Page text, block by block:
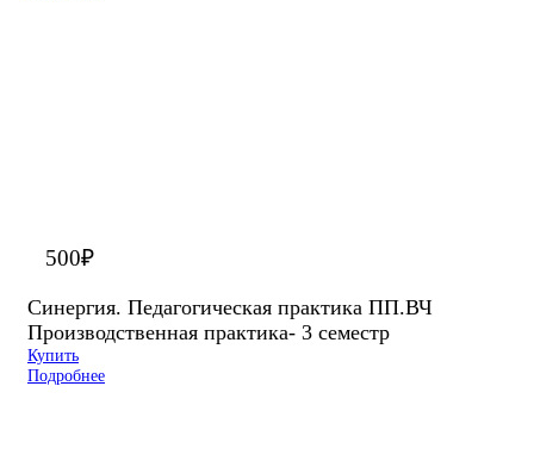
500₽
Синергия. Педагогическая практика ПП.ВЧ
Производственная практика- 3 семестр
Купить
Подробнее